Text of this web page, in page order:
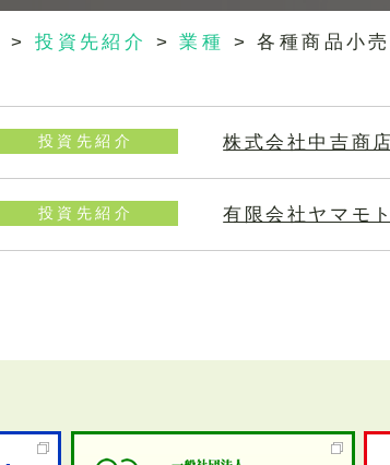
>投資先紹介 >業種 >各種商品小
投資先紹介 株式会社中吉商
投資先紹介 有限会社ヤマモ